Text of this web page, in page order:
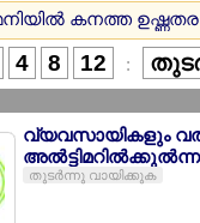
കനത്ത
4 8 12 :
വ്യവസായികളും
തുടര്‍ന്നു വായിക്കുക